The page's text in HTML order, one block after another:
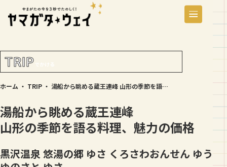
TRIP でかける
ホーム ・ TRIP ・ 湯船から眺める蔵王連峰 山形の季節を語る料理、魅力の価格
湯船から眺める蔵王連峰
山形の季節を語る料理、魅力の価格
黒沢温泉 悠湯の郷 ゆさ くろさわおんせん ゆう